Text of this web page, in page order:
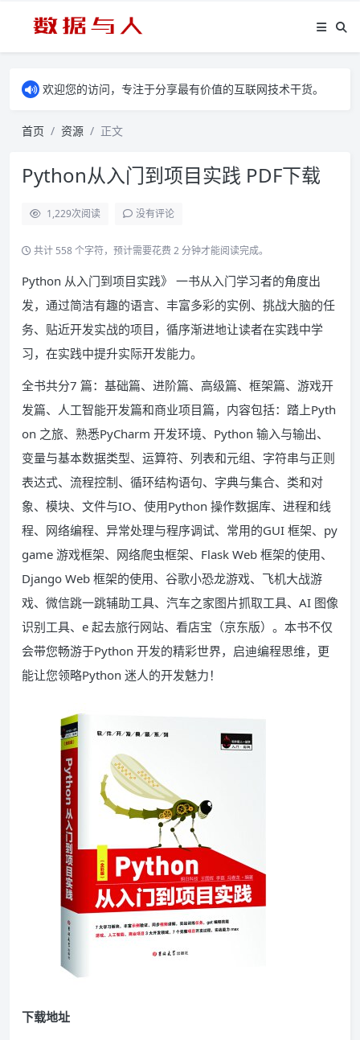
欢迎您的访问，专注于分享最有价值的互联网技术干货。
首页 资源 正文
Python从入门到项目实践 PDF下载
1,229次阅读 没有评论
共计 558 个字符，预计需要花费 2 分钟才能阅读完成。
Python 从入门到项目实践》 一书从入门学习者的角度出
发，通过简洁有趣的语言、丰富多彩的实例、挑战大脑的任
务、贴近开发实战的项目，循序渐进地让读者在实践中学
习，在实践中提升实际开发能力。
全书共分7 篇：基础篇、进阶篇、高级篇、框架篇、游戏开
发篇、人工智能开发篇和商业项目篇，内容包括：踏上Pyth
on 之旅、熟悉PyCharm 开发环境、Python 输入与输出、
变量与基本数据类型、运算符、列表和元组、字符串与正则
表达式、流程控制、循环结构语句、字典与集合、类和对
象、模块、文件与IO、使用Python 操作数据库、进程和线
程、网络编程、异常处理与程序调试、常用的GUI 框架、py
game 游戏框架、网络爬虫框架、Flask Web 框架的使用、
Django Web 框架的使用、谷歌小恐龙游戏、飞机大战游
戏、微信跳一跳辅助工具、汽车之家图片抓取工具、AI 图像
识别工具、e 起去旅行网站、看店宝（京东版）。本书不仅
会带您畅游于Python 开发的精彩世界，启迪编程思维，更
能让您领略Python 迷人的开发魅力！
下载地址